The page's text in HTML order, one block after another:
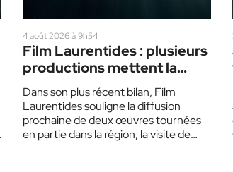
4 août 2026 à 9h54
Film Laurentides : plusieurs
productions mettent la
région en vedette
Dans son plus récent bilan, Film
Laurentides souligne la diffusion
prochaine de deux œuvres tournées
en partie dans la région, la visite de